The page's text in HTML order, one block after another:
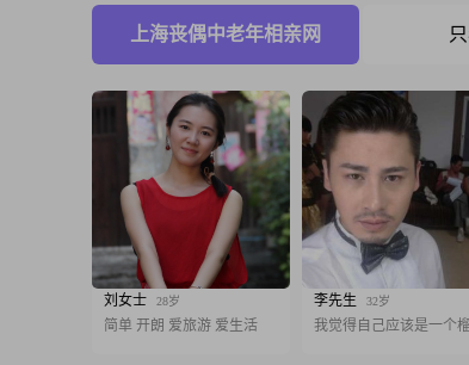
上海丧偶中老年相亲网
刘女士 28岁
简单 开朗 爱旅游 爱生活
李先生 32岁
我觉得自己应该是一个